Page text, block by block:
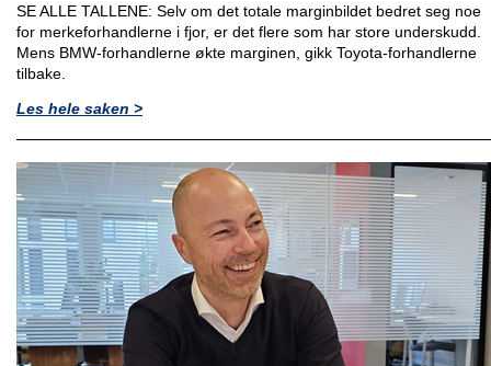
SE ALLE TALLENE: Selv om det totale marginbildet bedret seg noe
for merkeforhandlerne i fjor, er det flere som har store underskudd.
Mens BMW-forhandlerne økte marginen, gikk Toyota-forhandlerne
tilbake.
Les hele saken >